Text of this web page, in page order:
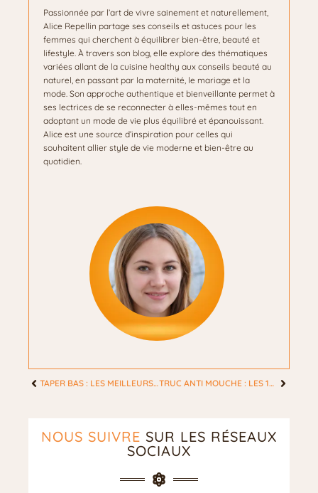
Passionnée par l’art de vivre sainement et naturellement,
Alice Repellin partage ses conseils et astuces pour les
femmes qui cherchent à équilibrer bien-être, beauté et
lifestyle. À travers son blog, elle explore des thématiques
variées allant de la cuisine healthy aux conseils beauté au
naturel, en passant par la maternité, le mariage et la
mode. Son approche authentique et bienveillante permet à
ses lectrices de se reconnecter à elles-mêmes tout en
adoptant un mode de vie plus équilibré et épanouissant.
Alice est une source d’inspiration pour celles qui
souhaitent allier style de vie moderne et bien-être au
quotidien.
TAPER BAS : LES MEILLEURS STYLES POUR SUBLIMER VOS CHEVEUX CETTE ANNÉE TRUC ANTI MOUCHE : LES 10 ASTUCES NATURELLES POUR UNE MAISON SAINE
NOUS SUIVRE SUR LES RÉSEAUX
SOCIAUX